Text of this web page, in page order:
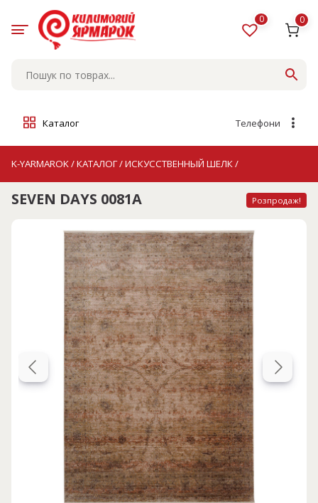
content
0 0
Каталог Телефони
K-YARMAROK/КАТАЛОГ/ИСКУССТВЕННЫЙ ШЕЛК/
SEVEN DAYS 0081A Розпродаж!